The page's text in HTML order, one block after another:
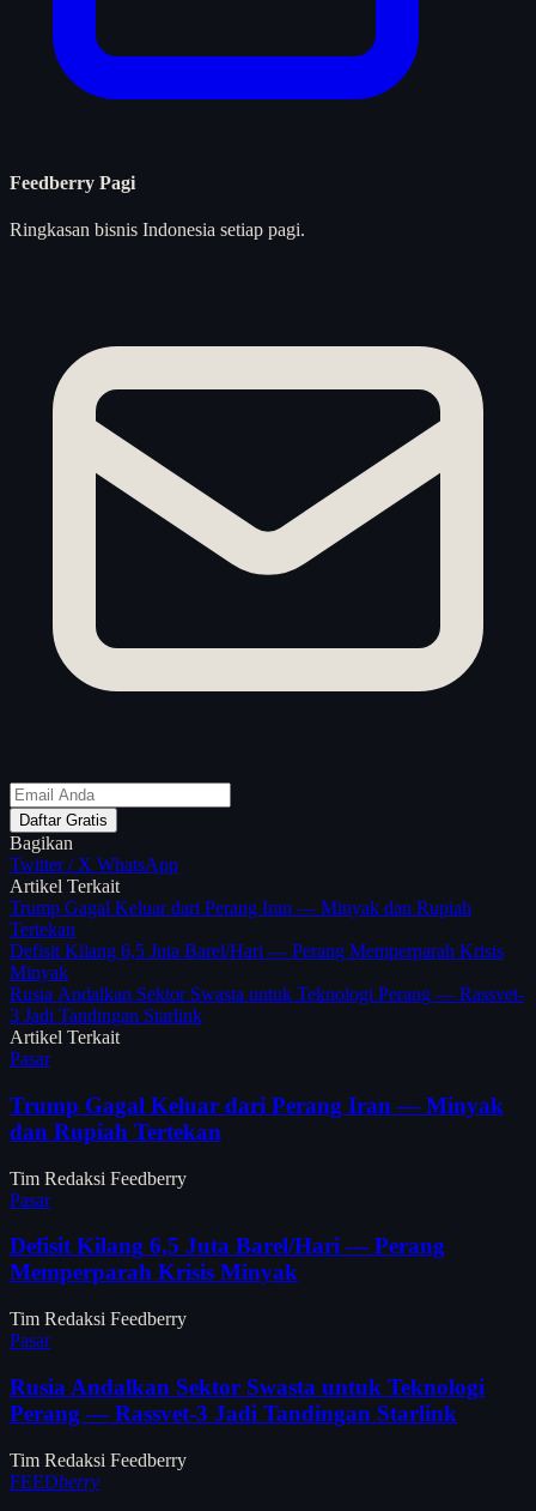
Feedberry Pagi
Ringkasan bisnis Indonesia setiap pagi.
Daftar Gratis
Bagikan
Twitter / X WhatsApp
Artikel Terkait
Trump Gagal Keluar dari Perang Iran — Minyak dan Rupiah
Tertekan
Defisit Kilang 6,5 Juta Barel/Hari — Perang Memperparah Krisis
Minyak
Rusia Andalkan Sektor Swasta untuk Teknologi Perang — Rassvet-
3 Jadi Tandingan Starlink
Artikel Terkait
Pasar
Trump Gagal Keluar dari Perang Iran — Minyak
dan Rupiah Tertekan
Tim Redaksi Feedberry
Pasar
Defisit Kilang 6,5 Juta Barel/Hari — Perang
Memperparah Krisis Minyak
Tim Redaksi Feedberry
Pasar
Rusia Andalkan Sektor Swasta untuk Teknologi
Perang — Rassvet-3 Jadi Tandingan Starlink
Tim Redaksi Feedberry
FEEDberry